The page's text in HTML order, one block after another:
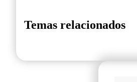
Temas relacionados